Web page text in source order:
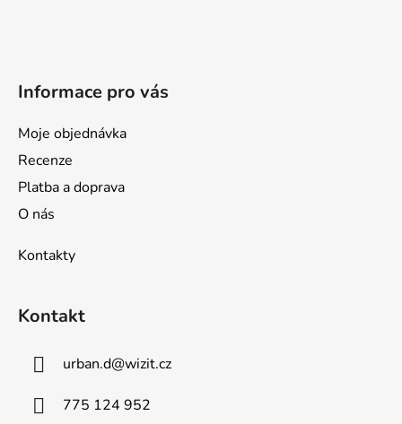
Informace pro vás
Moje objednávka
Recenze
Platba a doprava
O nás
Kontakty
Kontakt
urban.d@wizit.cz
775 124 952